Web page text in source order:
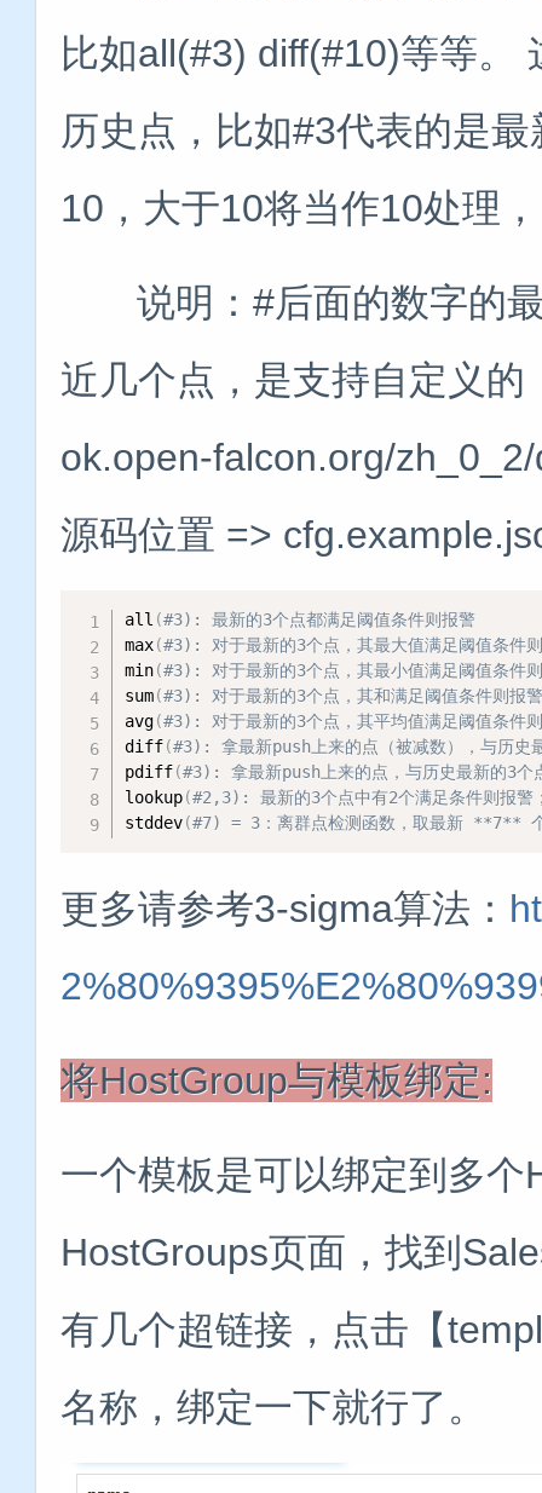
比如all(#3) diff(#10)等等。
历史点，比如#3代表的是
10，大于10将当作10处理
说明：#后面的数字的最
近几个点，是支持自定义
ok.open-falcon.org/
源码位置 =>
all (#3): 最新的3个点都满足阈值条件则报警
max(#3): 对于最新的3个点，其最大值满足阈值条件
min(#3): 对于最新的3个点，其最小值满足阈值条件
sum(#3): 对于最新的3个点，其和满足阈值条件则报
avg(#3): 对于最新的3个点，其平均值满足阈值条件
diff(#3): 拿最新push上来的点（被减数），与历史
pdiff(#3): 拿最新push上来的点，与历史最新的3个
lookup(#2,3): 最新的3个点中有2个满足条件则报警
stddev(#7) = 3：离群点检测函数，取最新 **7**
更多请参考3-sigma算法：
将HostGroup与模板绑定:
一个模板是可以绑定到多
HostGroups页面，找到
有几个超链接，点击【
名称，绑定一下就行了。